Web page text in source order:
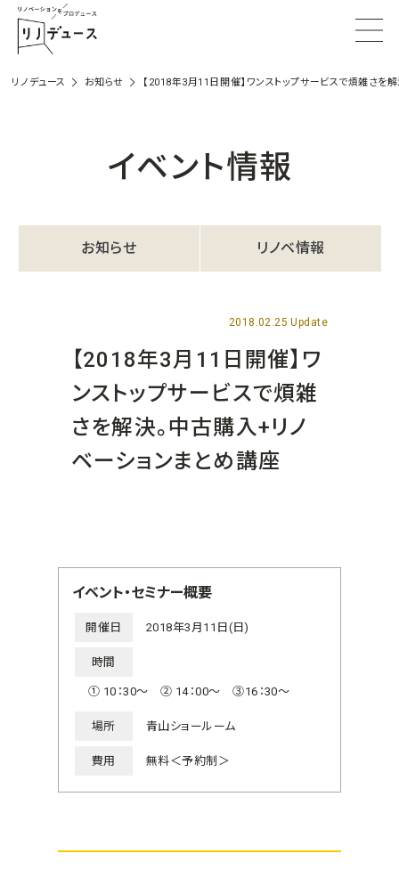
リノデュース お知らせ 【2018年3月11日開催】ワンストップサービスで煩雑さを
イベント情報
お知らせ リノベ情報
2018.02.25 Update
【2018年3月11日開催】ワ
ンストップサービスで煩雑
さを解決。中古購入+リノ
ベーションまとめ講座
イベント・セミナー概要
開催日 2018年3月11日(日)
時間
① 10：30～ ② 14：00～ ③16：30～
場所 青山ショールーム
費用 無料＜予約制＞